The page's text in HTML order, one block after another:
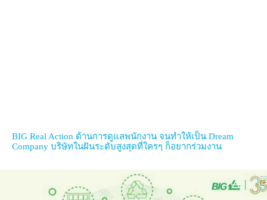
BIG Real Action ด้านการดูแลพนักงาน จนทำให้เป็น Dream
Company บริษัทในฝันระดับสูงสุดที่ใครๆ ก็อยากร่วมงาน